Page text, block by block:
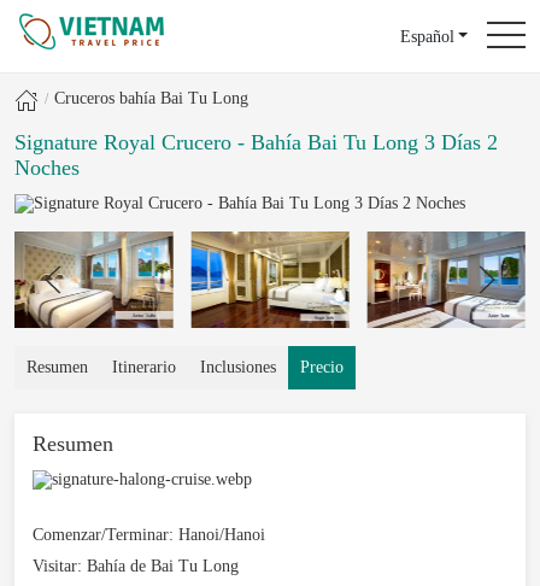
Español
Cruceros bahía Bai Tu Long
Signature Royal Crucero - Bahía Bai Tu Long 3 Días 2
Noches
Resumen Itinerario Inclusiones Precio
Resumen
Comenzar/Terminar: Hanoi/Hanoi
Visitar: Bahía de Bai Tu Long